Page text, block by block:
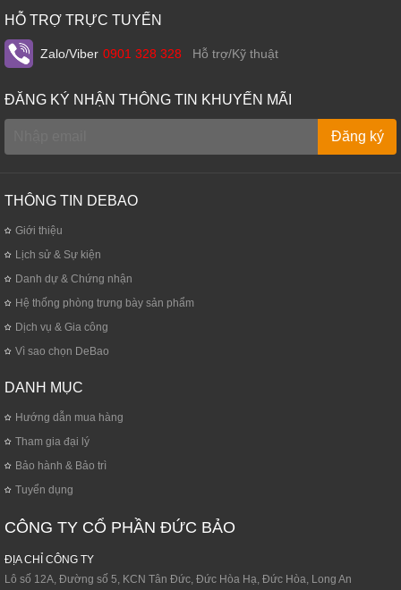
HỖ TRỢ TRỰC TUYẾN
Zalo/Viber 0901 328 328 Hỗ trợ/Kỹ thuật
ĐĂNG KÝ NHẬN THÔNG TIN KHUYẾN MÃI
THÔNG TIN DEBAO
Giới thiệu
Lịch sử & Sự kiện
Danh dự & Chứng nhận
Hệ thống phòng trưng bày sản phẩm
Dịch vụ & Gia công
Vì sao chọn DeBao
DANH MỤC
Hướng dẫn mua hàng
Tham gia đại lý
Bảo hành & Bảo trì
Tuyển dụng
CÔNG TY CỔ PHẦN ĐỨC BẢO
ĐỊA CHỈ CÔNG TY
Lô số 12A, Đường số 5, KCN Tân Đức, Đức Hòa Hạ, Đức Hòa, Long An